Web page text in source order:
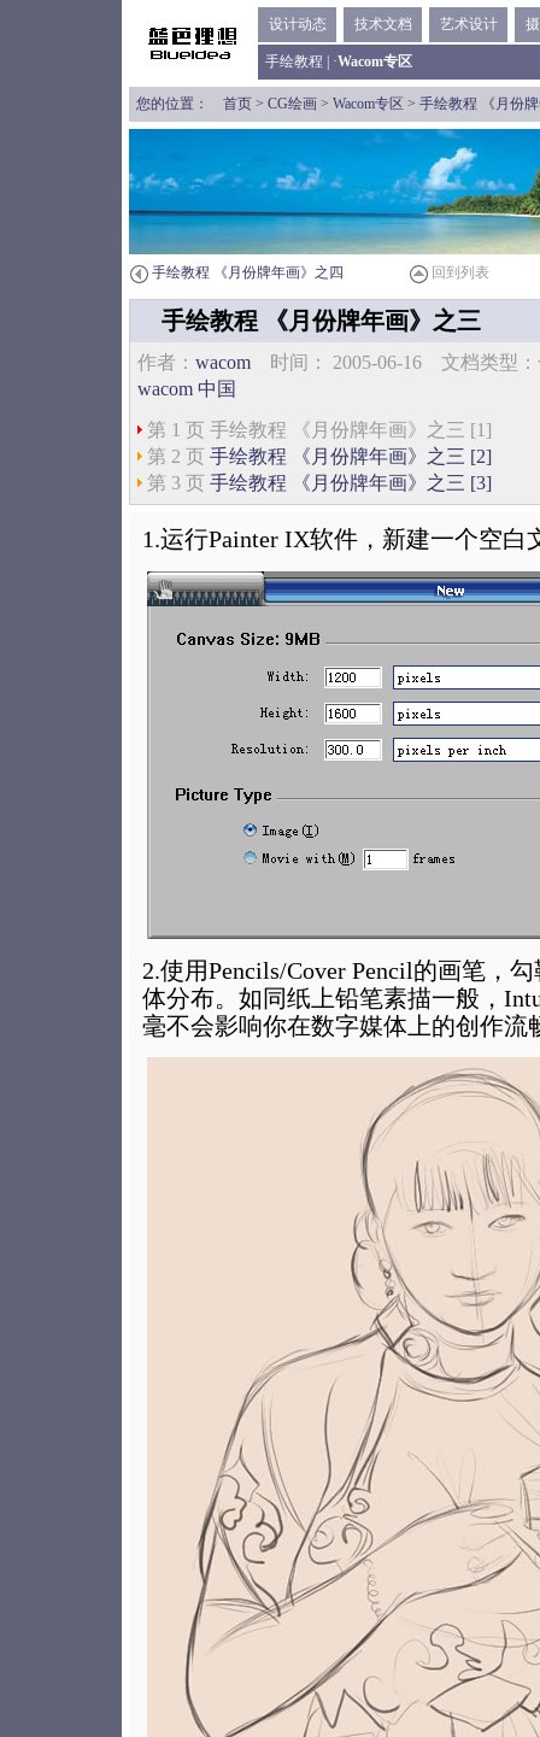
设计动态 技术文档 艺术设计
手绘教程 | ·Wacom专区
您的位置： 首页 > CG绘画 > Wacom专区 > 手绘教程 《月份
手绘教程 《月份牌年画》之四 回到列表
手绘教程 《月份牌年画》之三
作者： wacom 时间： 2005-06-16 文档类型
wacom 中国
第 1 页 手绘教程 《月份牌年画》之三 [1]
第 2 页 手绘教程 《月份牌年画》之三 [2]
第 3 页 手绘教程 《月份牌年画》之三 [3]
1.运行Painter IX软件，新建一个空白
2.使用Pencils/Cover Pencil的画笔，
体分布。如同纸上铅笔素描一般，
毫不会影响你在数字媒体上的创作流